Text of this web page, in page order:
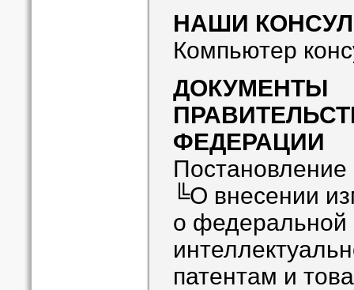
НАШИ
Компьютер
ДОКУМЕНТЫ
ФЕДЕРАЦИИ
╚О внесении
о федеральной
патентам и